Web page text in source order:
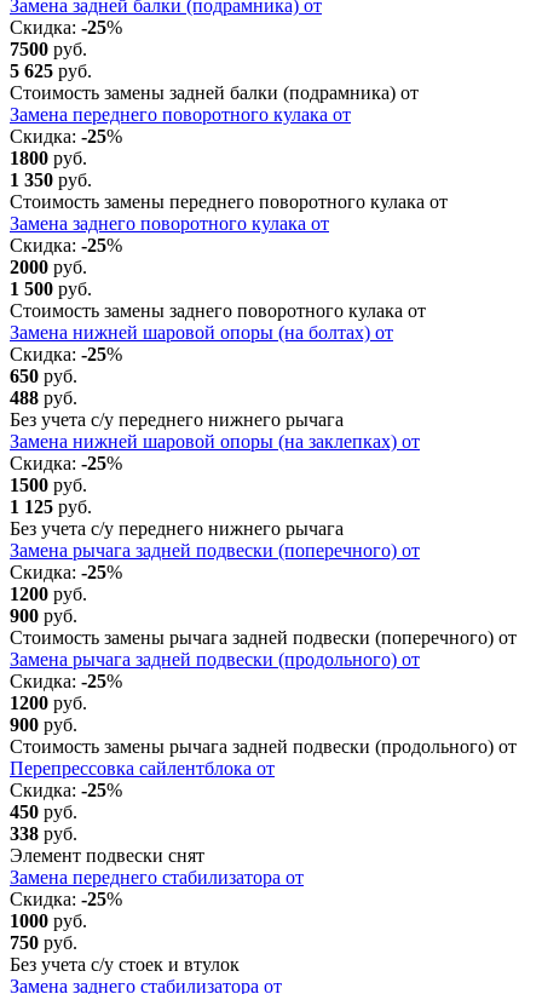
Замена задней балки (подрамника) от
Скидка: -25%
7500 руб.
5 625 руб.
Стоимость замены задней балки (подрамника) от
Замена переднего поворотного кулака от
Скидка: -25%
1800 руб.
1 350 руб.
Стоимость замены переднего поворотного кулака от
Замена заднего поворотного кулака от
Скидка: -25%
2000 руб.
1 500 руб.
Стоимость замены заднего поворотного кулака от
Замена нижней шаровой опоры (на болтах) от
Скидка: -25%
650 руб.
488 руб.
Без учета с/у переднего нижнего рычага
Замена нижней шаровой опоры (на заклепках) от
Скидка: -25%
1500 руб.
1 125 руб.
Без учета с/у переднего нижнего рычага
Замена рычага задней подвески (поперечного) от
Скидка: -25%
1200 руб.
900 руб.
Стоимость замены рычага задней подвески (поперечного) от
Замена рычага задней подвески (продольного) от
Скидка: -25%
1200 руб.
900 руб.
Стоимость замены рычага задней подвески (продольного) от
Перепрессовка сайлентблока от
Скидка: -25%
450 руб.
338 руб.
Элемент подвески снят
Замена переднего стабилизатора от
Скидка: -25%
1000 руб.
750 руб.
Без учета с/у стоек и втулок
Замена заднего стабилизатора от